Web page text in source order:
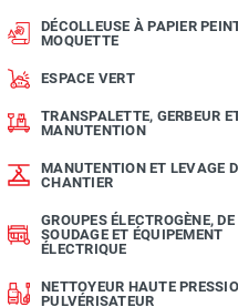
DÉCOLLEUSE À PAPIER
MOQUETTE
ESPACE VERT
TRANSPALETTE, GERBEUR
MANUTENTION
MANUTENTION ET LEVAGE
CHANTIER
GROUPES ÉLECTROGÈNE, DE
SOUDAGE ET ÉQUIPEMENT
ÉLECTRIQUE
NETTOYEUR HAUTE
PULVÉRISATEUR